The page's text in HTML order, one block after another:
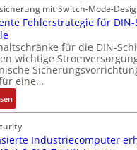
u
i
e
r
e
n
A
u
f
u
v
r
ä
n
i
t
ä
t
b
e
k
r
d
b
e
t
e
i
l
mit Switch-Mode-
Fehlerstrategie für DIN-
für die DIN-
wichtige
eine…
:
I
n
t
Industriecomputer